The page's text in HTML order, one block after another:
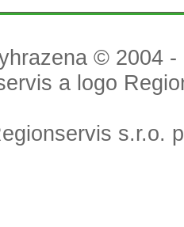
© 2004
a logo
s.r.o.